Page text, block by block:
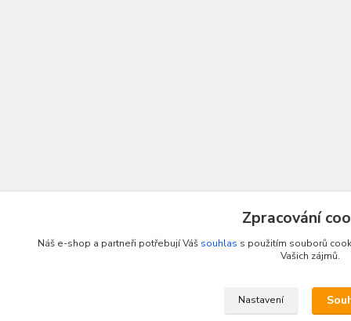
Zpracování
Náš e-shop a partneři potřebují Váš souhlas s použitím souborů
Vašich zájmů.
Nastavení